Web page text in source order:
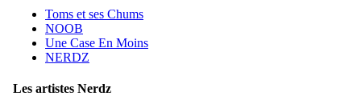
Toms et ses Chums
NOOB
Une Case En Moins
NERDZ
Les artistes Nerdz